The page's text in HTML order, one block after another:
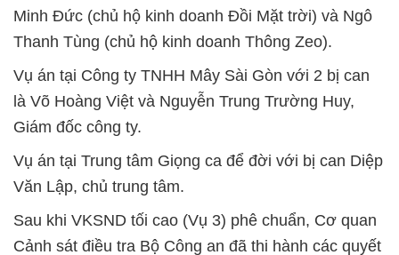
Minh Đức (chủ hộ kinh doanh Đồi Mặt trời) và Ngô
Thanh Tùng (chủ hộ kinh doanh Thông Zeo).
Vụ án tại Công ty TNHH Mây Sài Gòn với 2 bị can
là Võ Hoàng Việt và Nguyễn Trung Trường Huy,
Giám đốc công ty.
Vụ án tại Trung tâm Giọng ca để đời với bị can Diệp
Văn Lập, chủ trung tâm.
Sau khi VKSND tối cao (Vụ 3) phê chuẩn, Cơ quan
Cảnh sát điều tra Bộ Công an đã thi hành các quyết